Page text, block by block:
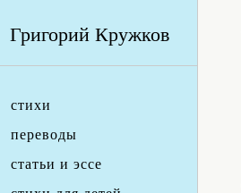
Григорий Кружков
стихи
переводы
статьи и эссе